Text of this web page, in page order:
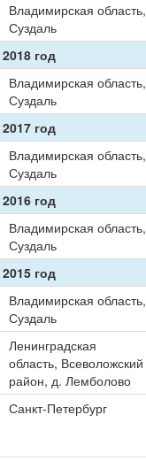
Владимирская область,
Суздаль
2018 год
Владимирская область,
Суздаль
2017 год
Владимирская область,
Суздаль
2016 год
Владимирская область,
Суздаль
2015 год
Владимирская область,
Суздаль
Ленинградская
область, Всеволожский
район, д. Лемболово
Санкт-Петербург